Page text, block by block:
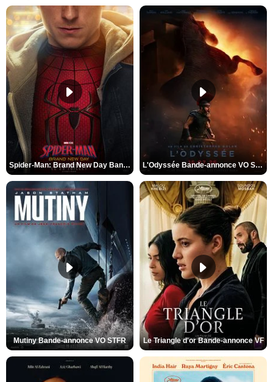
Spider-Man: Brand New Day Bande-annonce VO STFR L'Odyssée Bande-annonce VO STFR
Mutiny Bande-annonce VO STFR Le Triangle d'or Bande-annonce VF